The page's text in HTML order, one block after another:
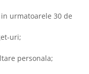
urmatoarele 30 de
uri;
personala;